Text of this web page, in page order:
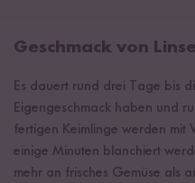
Geschmack von
Es dauert rund drei Tage bis
Eigengeschmack haben und
fertigen Keimlinge werden mit
einige Minuten blanchiert
mehr an frisches Gemüse als